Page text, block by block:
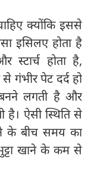
क्योंकि इससे
इसिलए होता है
स्टार्च होता है,
गंभीर पेट दर्द हो
लगती है और
ऐसी स्थिति से
के बीच समय का
खाने के कम से